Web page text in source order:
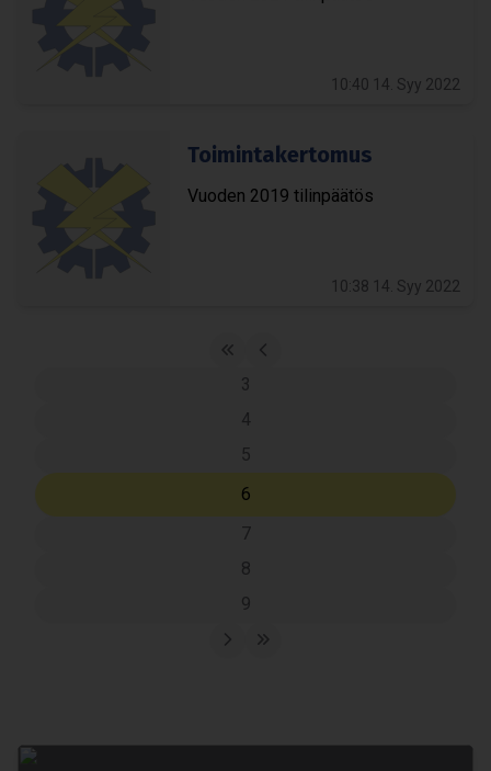
10:40 14. Syy 2022
Toi­min­ta­ker­to­mus
Vuo­den 2019 tilin­pää­tös
10:38 14. Syy 2022
3
4
5
6
7
8
9